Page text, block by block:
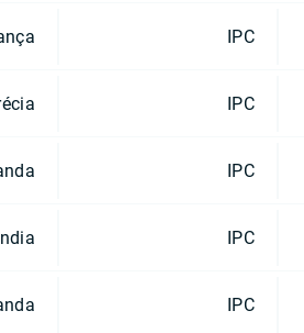
IPC
IPC
IPC
IPC
IPC